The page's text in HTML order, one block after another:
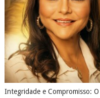
Integridade e Compromisso: